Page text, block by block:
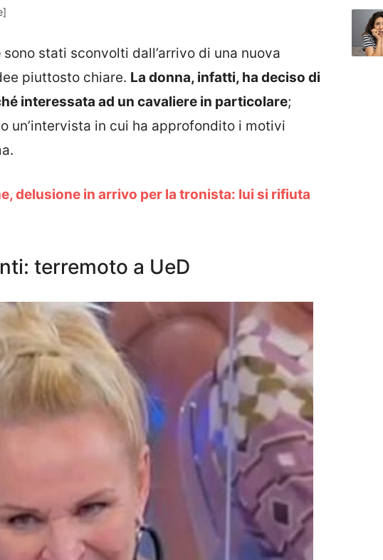
sono stati sconvolti dall’arrivo di una nuova
piuttosto chiare. La donna, infatti, ha deciso di
interessata ad un cavaliere in particolare;
un’intervista in cui ha approfondito i motivi
delusione in arrivo per la tronista: lui si rifiuta
terremoto a UeD